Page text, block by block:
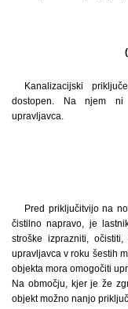
Kanalizacijski
dostopen. Na njem ni
upravljavca.
Pred priključitvijo na
čistilno napravo, je
stroške izprazniti,
upravljavca v roku šestih
objekta mora omogočiti
Na območju, kjer je že
objekt možno nanjo